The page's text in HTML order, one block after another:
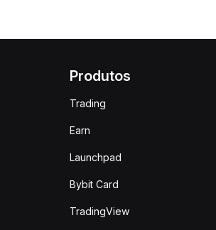
Produtos
Trading
Earn
Launchpad
Bybit Card
TradingView